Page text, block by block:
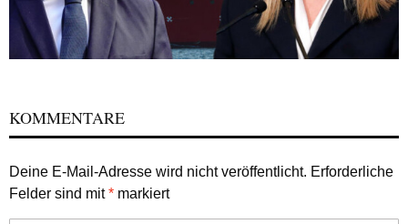
KOMMENTARE
Deine E-Mail-Adresse wird nicht veröffentlicht. Erforderliche
Felder sind mit* markiert